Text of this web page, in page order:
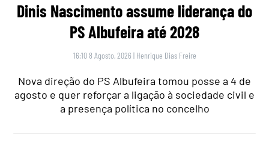
Dinis Nascimento assume liderança do
PS Albufeira até 2028
16:10 8 Agosto, 2026 | Henrique Dias Freire
Nova direção do PS Albufeira tomou posse a 4 de
agosto e quer reforçar a ligação à sociedade civil e
a presença política no concelho